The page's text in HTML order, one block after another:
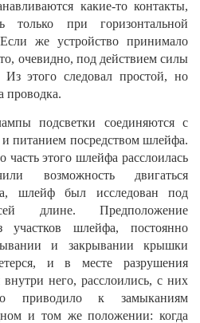
я какие-то контакты,
только при горизонтальной
же устройство принимало
очевидно, под действием силы
Из этого следовал простой, но
проводка.
подсветки соединяются с
питанием посредством шлейфа.
часть этого шлейфа расслоилась
возможность двигаться
шлейф был исследован под
длине. Предположение
участков шлейфа, постоянно
и закрывании крышки
и в месте разрушения
него, расслоились, с них
приводило к замыканиям
и том же положении: когда